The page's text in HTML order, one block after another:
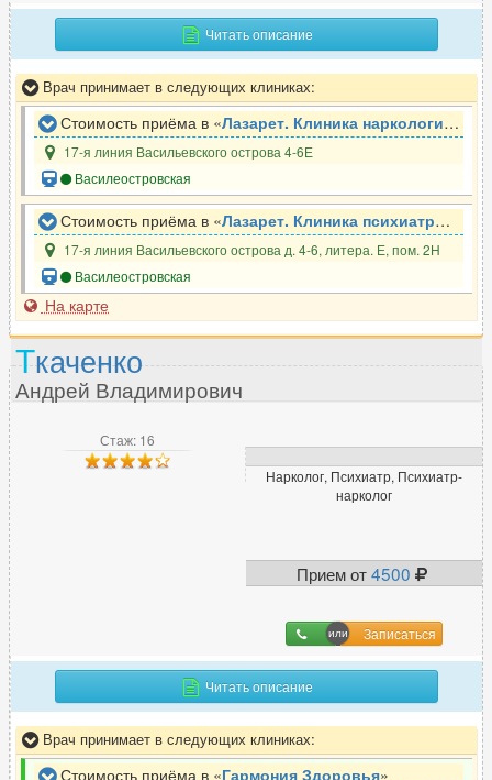
Читать описание
Врач принимает в следующих клиниках:
Стоимость приёма в «Лазарет. Клиника наркологии и восстановления
17-я линия Васильевского острова 4-6Е
Василеостровская
Стоимость приёма в «Лазарет. Клиника психиатрии, психотерапии и реабилитации
17-я линия Васильевского острова д. 4-6, литера. Е, пом. 2Н
Василеостровская
На карте
Стаж: 16
Нарколог, Психиатр, Психиатр-
нарколог
Прием от4500
Записаться
Ткаченко
Андрей Владимирович
Читать описание
Врач принимает в следующих клиниках:
Стоимость приёма в «Гармония Здоровья»